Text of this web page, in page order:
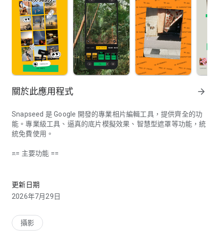
關於此應用程式 arrow_forward
Snapseed 是 Google 開發的專業相片編輯工具，提供齊全的功
能。專業級工具、逼真的底片模擬效果、智慧型遮罩等功能，統
統免費使用。
== 主要功能 ==
看廣告或去除浮水印
• 復古風格：逼真的底片濾鏡，以及光暈、發光和顆粒工具
• 智慧型遮罩：輕觸一下，即可立即智慧地隔離主體或背景，快
• 批次修改：快速將喜愛的風格和編輯效果套用至多張相片
• Snapseed 相機：使用自訂樣式或底片風格拍攝相片。即時套
更新日期
2026年7月29日
攝影